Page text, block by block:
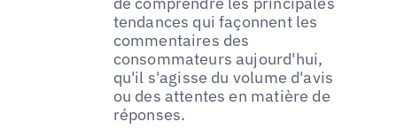
tendances qui façonnent les
commentaires des
consommateurs aujourd'hui,
qu'il s'agisse du volume d'avis
ou des attentes en matière de
réponses.